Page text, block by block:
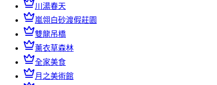
川湯春天
嵐翎白砂渡假莊園
雙龍吊橋
薰衣草森林
全家美食
月之美術館